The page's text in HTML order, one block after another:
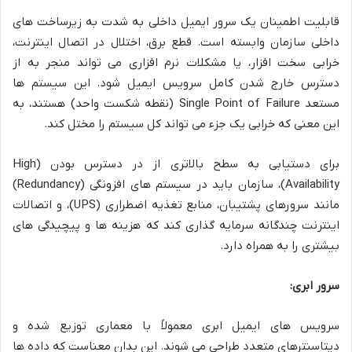
قابلیت اطمینان یک سرور ایمیل داخلی به شدت به زیرساخت های
داخلی سازمان وابسته است. قطع برق، اختلال در اتصال اینترنت،
خرابی سخت افزار، یا مشکلات نرم افزاری می تواند منجر به از
دسترس خارج شدن کامل سرویس ایمیل شود. این سیستم ها
مستعد Single Point of Failure (نقطه شکست واحد) هستند، به
این معنی که خرابی یک جزء می تواند کل سیستم را مختل کند.
برای دستیابی به سطح بالاتری از در دسترس بودن (High
Availability)، سازمان باید در سیستم های افزونگی (Redundancy)
مانند سرورهای پشتیبان، منابع تغذیه اضطراری (UPS)، و اتصالات
اینترنت چندگانه سرمایه گذاری کند که هزینه ها و پیچیدگی های
بیشتری را به همراه دارد.
سرور ابری:
سرویس های ایمیل ابری معمولاً با معماری توزیع شده و
دیتاسنترهای متعدد طراحی می شوند. این بدان معناست که داده ها